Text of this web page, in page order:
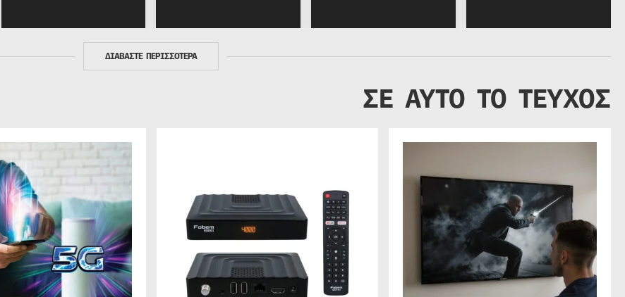
ΔΙΑΒΑΣΤΕ ΠΕΡΙΣΣΟΤΕΡΑ
ΣΕ ΑΥΤΟ ΤΟ ΤΕΥΧΟΣ